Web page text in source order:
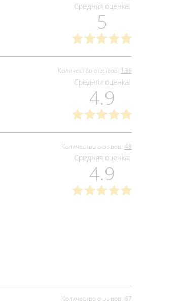
Средняя оценка:
5
Количество отзывов: 136
Средняя оценка:
4.9
Количество отзывов: 48
Средняя оценка:
4.9
Количество отзывов: 67